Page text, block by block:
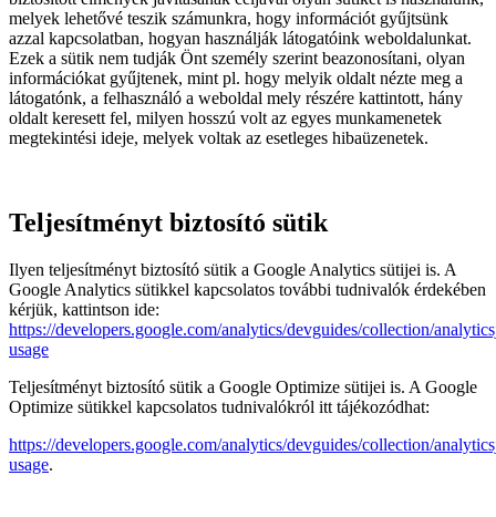
melyek lehetővé teszik számunkra, hogy információt gyűjtsünk
azzal kapcsolatban, hogyan használják látogatóink weboldalunkat.
Ezek a sütik nem tudják Önt személy szerint beazonosítani, olyan
információkat gyűjtenek, mint pl. hogy melyik oldalt nézte meg a
látogatónk, a felhasználó a weboldal mely részére kattintott, hány
oldalt keresett fel, milyen hosszú volt az egyes munkamenetek
megtekintési ideje, melyek voltak az esetleges hibaüzenetek.
Teljesítményt biztosító sütik
Ilyen teljesítményt biztosító sütik a Google Analytics sütijei is. A
Google Analytics sütikkel kapcsolatos további tudnivalók érdekében
kérjük, kattintson ide:
https://developers.google.com/analytics/devguides/collection/
usage
Teljesítményt biztosító sütik a Google Optimize sütijei is. A Google
Optimize sütikkel kapcsolatos tudnivalókról itt tájékozódhat:
https://developers.google.com/analytics/devguides/collection/
usage.